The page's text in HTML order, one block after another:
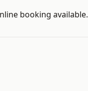
booking available.